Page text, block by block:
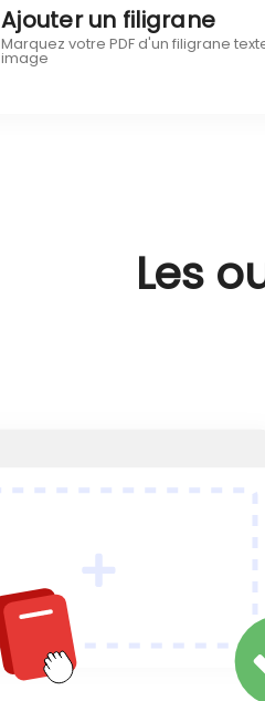
Ajouter un filigrane
Marquez votre PDF d'un filigrane
image
Les